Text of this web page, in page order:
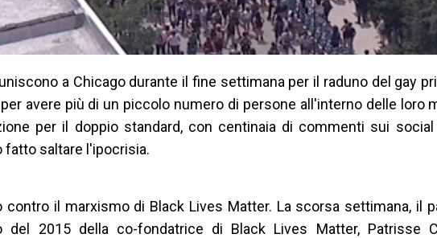
a Chicago durante il fine settimana per il raduno del gay
avere più di un piccolo numero di persone all'interno delle loro
per il doppio standard, con centinaia di commenti sui
fatto saltare l'ipocrisia.
contro il marxismo di Black Lives Matter. La scorsa settimana, il
del 2015 della co-fondatrice di Black Lives Matter, Patrisse